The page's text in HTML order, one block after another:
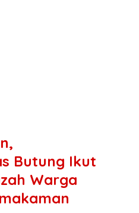
Butung Ikut
Warga